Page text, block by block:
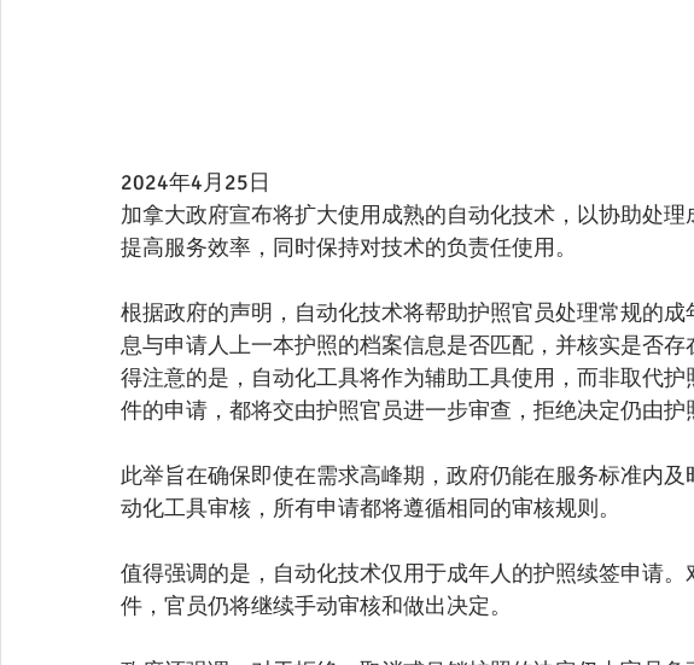
2024年4月25日
加拿大政府宣布将扩大使用成熟的自动化技术，以协助处
提高服务效率，同时保持对技术的负责任使用。
根据政府的声明，自动化技术将帮助护照官员处理常规的
息与申请人上一本护照的档案信息是否匹配，并核实是否
得注意的是，自动化工具将作为辅助工具使用，而非取代
件的申请，都将交由护照官员进一步审查，拒绝决定仍由护
此举旨在确保即使在需求高峰期，政府仍能在服务标准内
动化工具审核，所有申请都将遵循相同的审核规则。
值得强调的是，自动化技术仅用于成年人的护照续签申请
件，官员仍将继续手动审核和做出决定。